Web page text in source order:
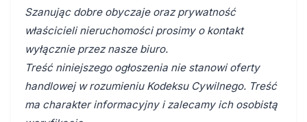
Szanując dobre obyczaje oraz prywatność
właścicieli nieruchomości prosimy o kontakt
wyłącznie przez nasze biuro.
Treść niniejszego ogłoszenia nie stanowi oferty
handlowej w rozumieniu Kodeksu Cywilnego. Treść
ma charakter informacyjny i zalecamy ich osobistą